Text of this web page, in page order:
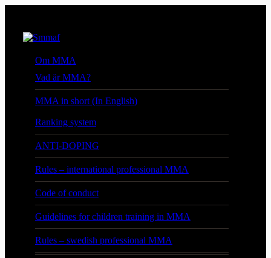
Om MMA
Vad är MMA?
MMA in short (In English)
Ranking system
ANTI-DOPING
Rules – international professional MMA
Code of conduct
Guidelines for children training in MMA
Rules – swedish professional MMA